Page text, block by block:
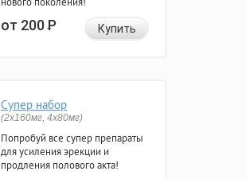
от 200Р Купить
Супер набор
(2х160мг, 4х80мг)
Попробуй все супер препараты
для усиления эрекции и
продления полового акта!